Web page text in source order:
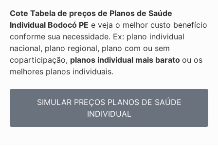
Cote Tabela de preços de Planos de Saúde
Individual Bodocó PE e veja o melhor custo benefício
conforme sua necessidade. Ex: plano individual
nacional, plano regional, plano com ou sem
coparticipação, planos individual mais barato ou os
melhores planos individuais.
SIMULAR PREÇOS PLANOS DE SAÚDE
INDIVIDUAL